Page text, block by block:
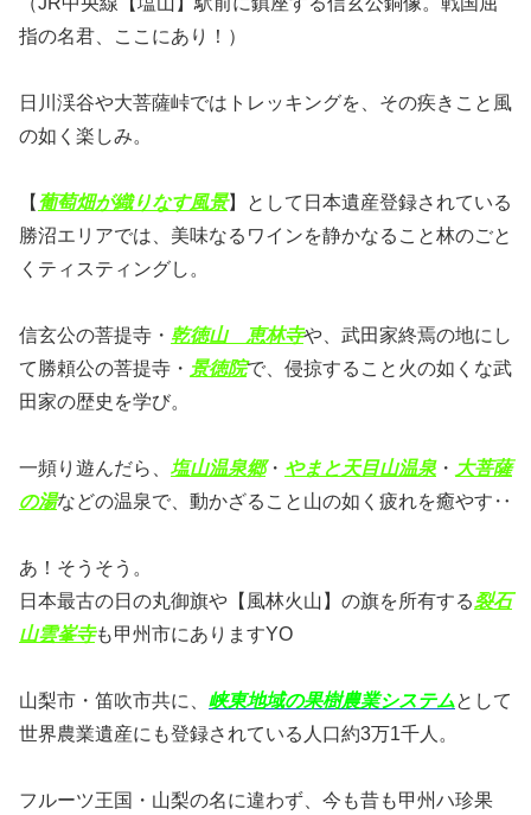
指の名君、ここにあり！）
日川渓谷や大菩薩峠ではトレッキングを、その疾きこと風
の如く楽しみ。
【 葡萄畑が織りなす風景】として日本遺産登録されている
勝沼エリアでは、美味なるワインを静かなること林のごと
くティスティングし。
信玄公の菩提寺・ 乾徳山 恵林寺や、武田家終焉の地にし
て勝頼公の菩提寺・ 景徳院で、侵掠すること火の如くな武
田家の歴史を学び。
一頻り遊んだら、 塩山温泉郷・ やまと天目山温泉・ 大菩薩
の湯などの温泉で、動かざること山の如く疲れを癒やす‥
あ！そうそう。
日本最古の日の丸御旗や【風林火山】の旗を所有する裂石
山雲峯寺も甲州市にありますYO
山梨市・笛吹市共に、 峡東地域の果樹農業システムとして
世界農業遺産にも登録されている人口約3万1千人。
フルーツ王国・山梨の名に違わず、今も昔も甲州ハ珍果